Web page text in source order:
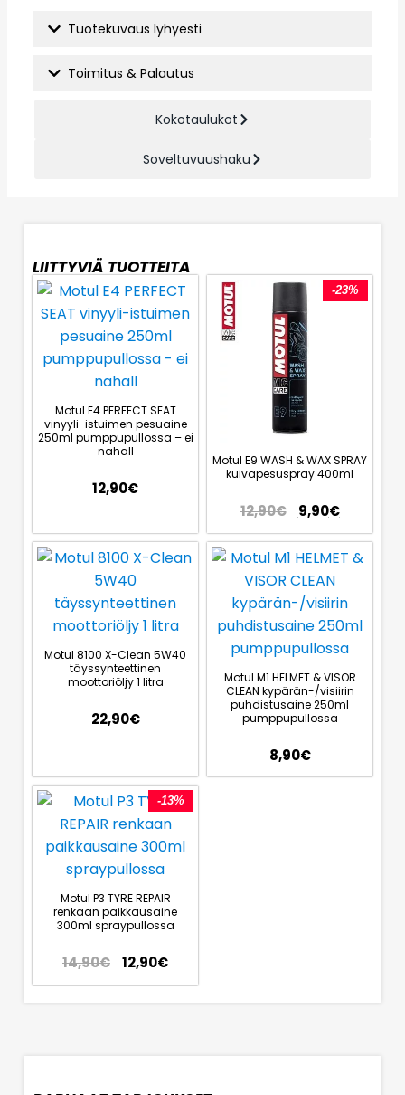
Tuotekuvaus lyhyesti
Toimitus & Palautus
Kokotaulukot
Soveltuvuushaku
LIITTYVIÄ TUOTTEITA
Motul E4 PERFECT SEAT
vinyyli-istuimen pesuaine
250ml pumppupullossa – ei
nahall
12,90€
-23%
Motul E9 WASH & WAX SPRAY
kuivapesuspray 400ml
12,90€ 9,90€
Motul 8100 X-Clean 5W40
täyssynteettinen
moottoriöljy 1 litra
22,90€
Motul M1 HELMET & VISOR
CLEAN kypärän-/visiirin
puhdistusaine 250ml
pumppupullossa
8,90€
-13%
Motul P3 TYRE REPAIR
renkaan paikkausaine
300ml spraypullossa
14,90€ 12,90€